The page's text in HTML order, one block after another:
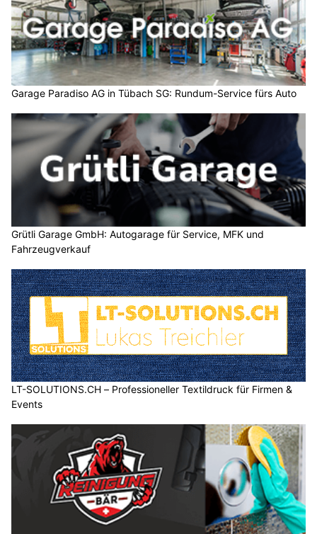
Garage Paradiso AG in Tübach SG: Rundum-Service fürs Auto
Grütli Garage GmbH: Autogarage für Service, MFK und
Fahrzeugverkauf
LT-SOLUTIONS.CH – Professioneller Textildruck für Firmen &
Events